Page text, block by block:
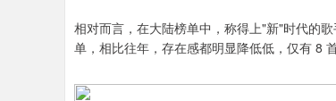
相对而言，在大陆榜单中，称得上"新"时代的
单，相比往年，存在感都明显降低低，仅有 8 首